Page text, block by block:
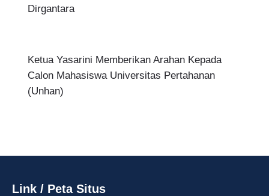
Dirgantara
Ketua Yasarini Memberikan Arahan Kepada
Calon Mahasiswa Universitas Pertahanan
(Unhan)
Link / Peta Situs